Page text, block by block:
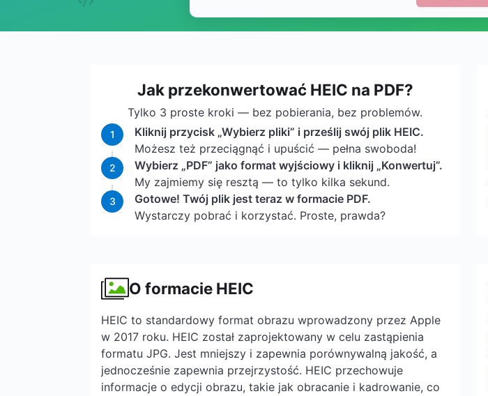
Jak przekonwertować HEIC na PDF?
Tylko 3 proste kroki — bez pobierania, bez problemów.
1
Kliknij przycisk „Wybierz pliki” i prześlij swój plik HEIC.
Możesz też przeciągnąć i upuścić — pełna swoboda!
2
Wybierz „PDF” jako format wyjściowy i kliknij „Konwertuj”.
My zajmiemy się resztą — to tylko kilka sekund.
3
Gotowe! Twój plik jest teraz w formacie PDF.
Wystarczy pobrać i korzystać. Proste, prawda?
O formacie HEIC
HEIC to standardowy format obrazu wprowadzony przez Apple
w 2017 roku. HEIC został zaprojektowany w celu zastąpienia
formatu JPG. Jest mniejszy i zapewnia porównywalną jakość, a
jednocześnie zapewnia przejrzystość. HEIC przechowuje
informacje o edycji obrazu, takie jak obracanie i kadrowanie, co